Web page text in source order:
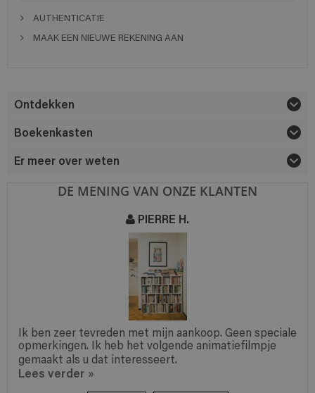
AUTHENTICATIE
MAAK EEN NIEUWE REKENING AAN
Ontdekken
Boekenkasten
Er meer over weten
DE MENING VAN ONZE KLANTEN
PIERRE H.
Ik ben zeer tevreden met mijn aankoop. Geen speciale
opmerkingen. Ik heb het volgende animatiefilmpje
gemaakt als u dat interesseert.
Lees verder »